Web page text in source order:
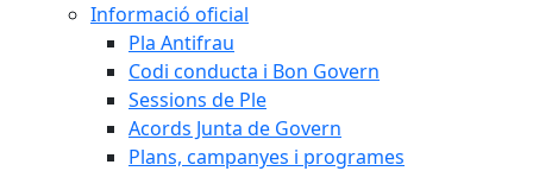
Informació oficial
Pla Antifrau
Codi conducta i Bon Govern
Sessions de Ple
Acords Junta de Govern
Plans, campanyes i programes